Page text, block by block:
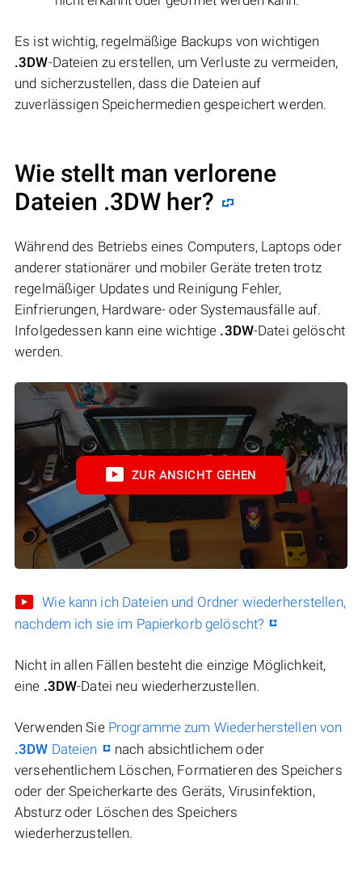
Es ist wichtig, regelmäßige Backups von wichtigen
.3DW-Dateien zu erstellen, um Verluste zu vermeiden,
und sicherzustellen, dass die Dateien auf
zuverlässigen Speichermedien gespeichert werden.
Wie stellt man verlorene
Dateien .3DW her?
Während des Betriebs eines Computers, Laptops oder
anderer stationärer und mobiler Geräte treten trotz
regelmäßiger Updates und Reinigung Fehler,
Einfrierungen, Hardware- oder Systemausfälle auf.
Infolgedessen kann eine wichtige .3DW-Datei gelöscht
werden.
ZUR ANSICHT GEHEN
Wie kann ich Dateien und Ordner wiederherstellen,
nachdem ich sie im Papierkorb gelöscht?
Nicht in allen Fällen besteht die einzige Möglichkeit,
eine .3DW-Datei neu wiederherzustellen.
Verwenden Sie Programme zum Wiederherstellen von
.3DW Dateien
nach absichtlichem oder
versehentlichem Löschen, Formatieren des Speichers
oder der Speicherkarte des Geräts, Virusinfektion,
Absturz oder Löschen des Speichers
wiederherzustellen.